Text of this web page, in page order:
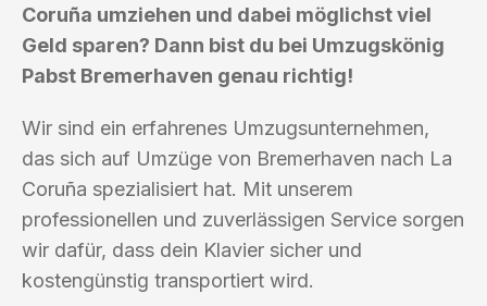
Coruña umziehen und dabei möglichst viel
Geld sparen? Dann bist du bei Umzugskönig
Pabst Bremerhaven genau richtig!
Wir sind ein erfahrenes Umzugsunternehmen,
das sich auf Umzüge von Bremerhaven nach La
Coruña spezialisiert hat. Mit unserem
professionellen und zuverlässigen Service sorgen
wir dafür, dass dein Klavier sicher und
kostengünstig transportiert wird.